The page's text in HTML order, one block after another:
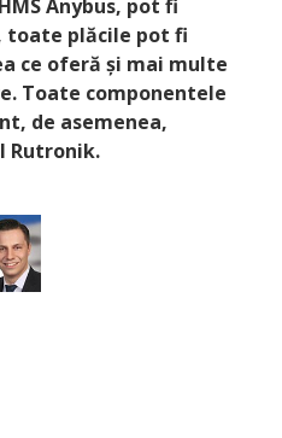
Anybus, pot fi
toate plăcile pot fi
ce oferă și mai multe
Toate componentele
de asemenea,
Rutronik.